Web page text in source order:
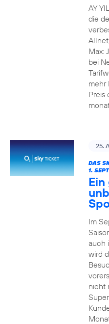
AY
die
Max:
bei
mehr
Preis
25.
DAS
1.
Ein
Im
auch
wird
nicht